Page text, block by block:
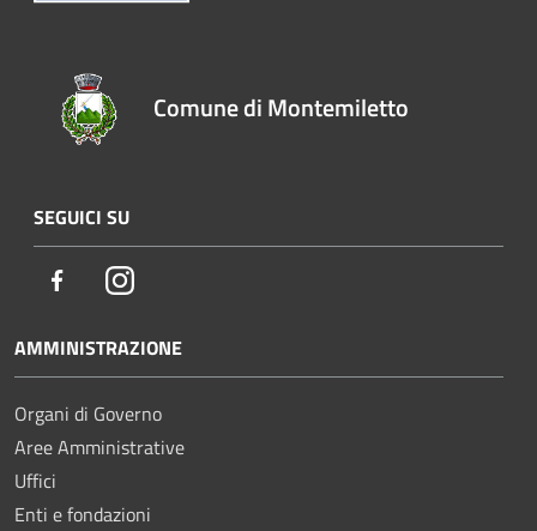
Comune di Montemiletto
SEGUICI SU
FacebookInstagram
AMMINISTRAZIONE
Organi di Governo
Aree Amministrative
Uffici
Enti e fondazioni